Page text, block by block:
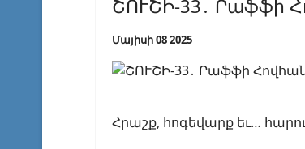
ՇՈՒՇԻ-33․ Րաֆֆի
Մայիսի 08 2025
Հրաշք, հոգեվարք եւ…